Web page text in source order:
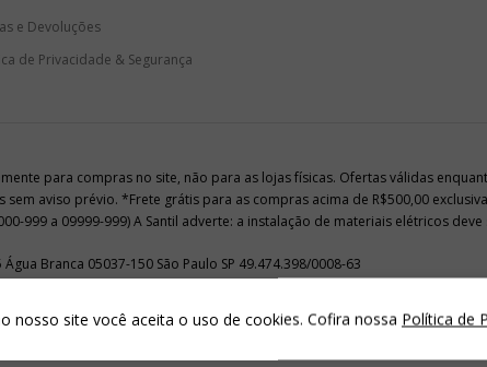
nosso site você aceita o uso de cookies. Cofira nossa Política de
e Devoluções
de Privacidade & Segurança
Branca 05037-150 São Paulo SP 49.474.398/0008-63
para compras no site, não para as lojas físicas. Ofertas válidas
aviso prévio. *Frete grátis para as compras acima de R$500,00
999 a 09999-999) A Santil adverte: a instalação de materiais elétricos